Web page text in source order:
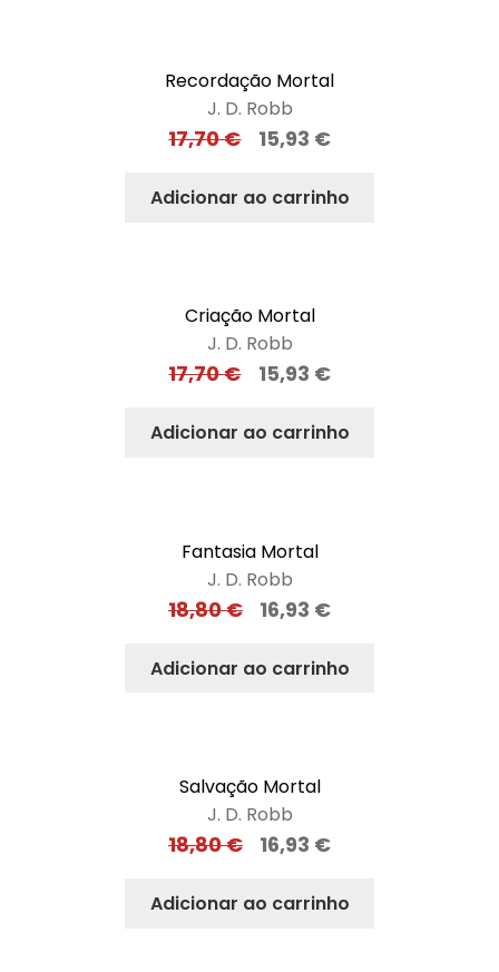
Recordação Mortal
J. D. Robb
17,70€ 15,93 €
Adicionar ao carrinho
Criação Mortal
J. D. Robb
17,70€ 15,93 €
Adicionar ao carrinho
Fantasia Mortal
J. D. Robb
18,80€ 16,93 €
Adicionar ao carrinho
Salvação Mortal
J. D. Robb
18,80€ 16,93 €
Adicionar ao carrinho